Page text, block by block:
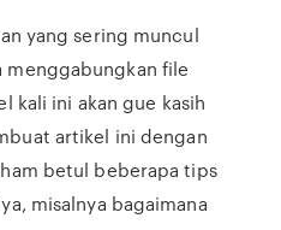
yang sering muncul
menggabungkan file
kali ini akan gue kasih
artikel ini dengan
betul beberapa tips
misalnya bagaimana